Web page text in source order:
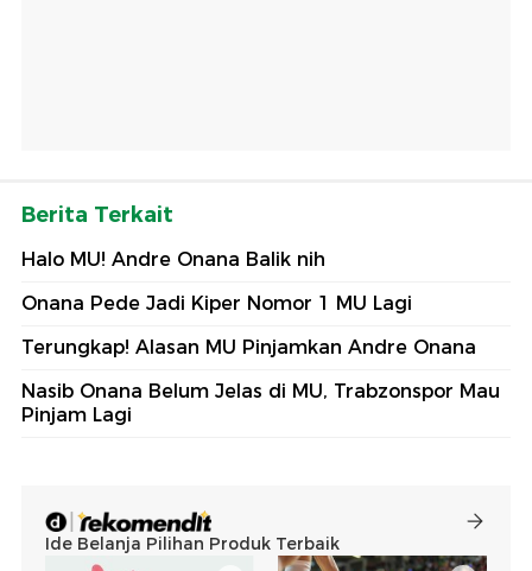
Berita Terkait
Halo MU! Andre Onana Balik nih
Onana Pede Jadi Kiper Nomor 1 MU Lagi
Terungkap! Alasan MU Pinjamkan Andre Onana
Nasib Onana Belum Jelas di MU, Trabzonspor Mau
Pinjam Lagi